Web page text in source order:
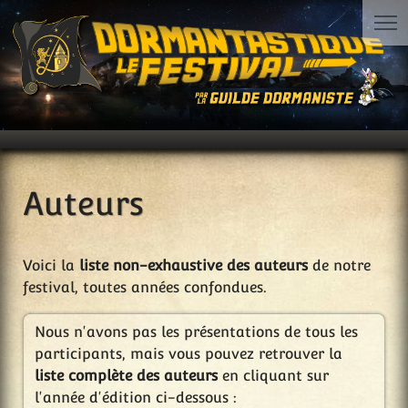
Auteurs
Voici la liste non-exhaustive des auteursde notre
festival, toutes années confondues.
Nous n'avons pas les présentations de tous les
participants, mais vous pouvez retrouver la
liste complète des auteursen cliquant sur
l'année d'édition ci-dessous :